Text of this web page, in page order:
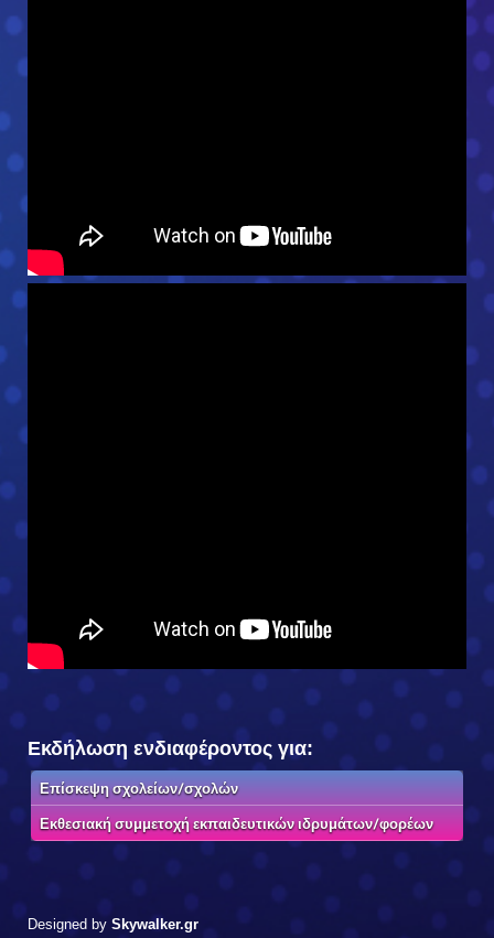
Εκδήλωση ενδιαφέροντος για:
Επίσκεψη σχολείων/σχολών
Εκθεσιακή συμμετοχή εκπαιδευτικών ιδρυμάτων/φορέων
Designed by Skywalker.gr